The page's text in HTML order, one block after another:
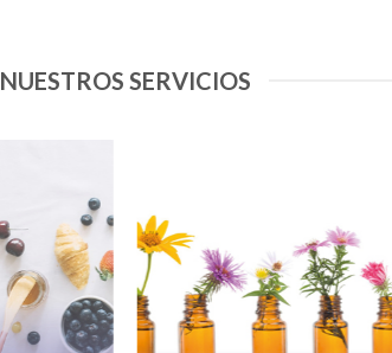
NUESTROS SERVICIOS